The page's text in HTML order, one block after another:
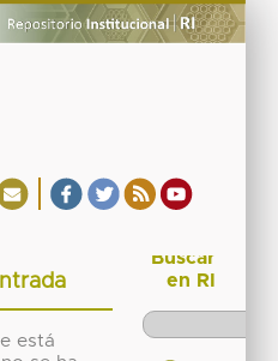
está
Buscar
en RI